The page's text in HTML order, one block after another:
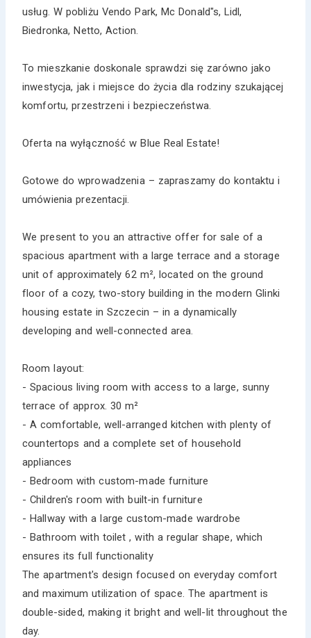
usług. W pobliżu Vendo Park, Mc Donald"s, Lidl,
Biedronka, Netto, Action.
To mieszkanie doskonale sprawdzi się zarówno jako
inwestycja, jak i miejsce do życia dla rodziny szukającej
komfortu, przestrzeni i bezpieczeństwa.
Oferta na wyłączność w Blue Real Estate!
Gotowe do wprowadzenia – zapraszamy do kontaktu i
umówienia prezentacji.
We present to you an attractive offer for sale of a
spacious apartment with a large terrace and a storage
unit of approximately 62 m², located on the ground
floor of a cozy, two-story building in the modern Glinki
housing estate in Szczecin – in a dynamically
developing and well-connected area.
Room layout:
- Spacious living room with access to a large, sunny
terrace of approx. 30 m²
- A comfortable, well-arranged kitchen with plenty of
countertops and a complete set of household
appliances
- Bedroom with custom-made furniture
- Children's room with built-in furniture
- Hallway with a large custom-made wardrobe
- Bathroom with toilet , with a regular shape, which
ensures its full functionality
The apartment's design focused on everyday comfort
and maximum utilization of space. The apartment is
double-sided, making it bright and well-lit throughout the
day.